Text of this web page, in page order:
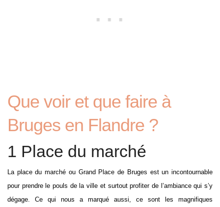
Que voir et que faire à
Bruges en Flandre ?
1 Place du marché
La place du marché ou Grand Place de Bruges est un incontournable
pour prendre le pouls de la ville et surtout profiter de l’ambiance qui s’y
dégage. Ce qui nous a marqué aussi, ce sont les magnifiques